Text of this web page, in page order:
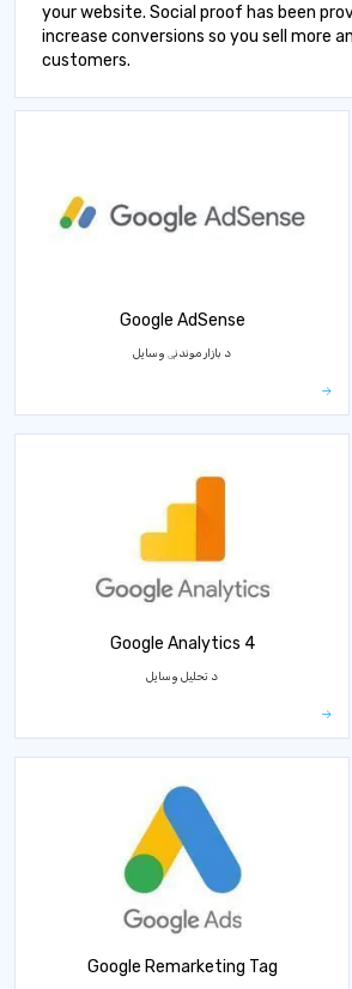
your website. Social proof has been
increase conversions so you sell more
customers.
Google AdSense
د بازار موندنې وسایل
Google Analytics 4
د تحلیل وسایل
Google Remarketing Tag